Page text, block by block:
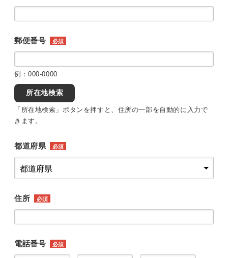
郵便番号 必須
例：000-0000
所在地検索
「所在地検索」ボタンを押すと、住所の一部を自動的に入力で
きます。
都道府県 必須
住所 必須
電話番号 必須